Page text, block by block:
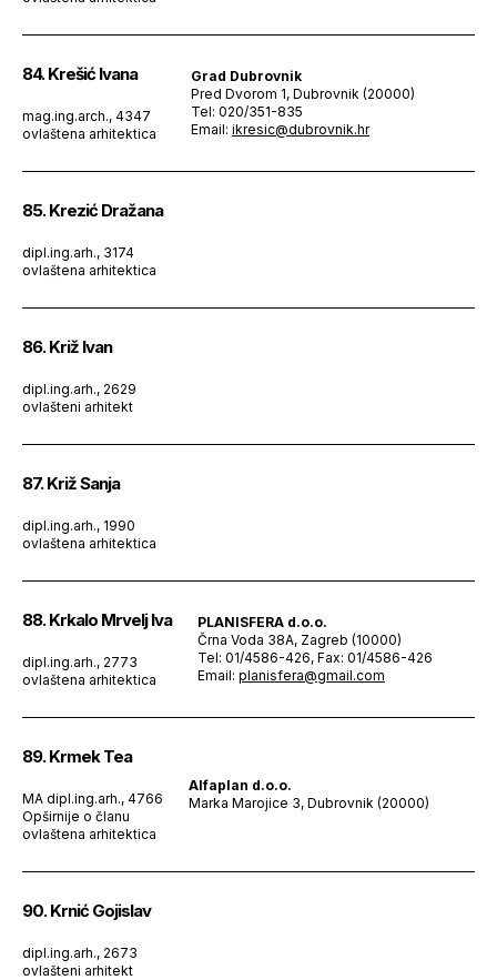
84. Krešić Ivana
mag.ing.arch., 4347
ovlaštena arhitektica
Grad Dubrovnik
Pred Dvorom 1, Dubrovnik (20000)
Tel: 020/351-835
Email: ikresic@dubrovnik.hr
85. Krezić Dražana
dipl.ing.arh., 3174
ovlaštena arhitektica
86. Križ Ivan
dipl.ing.arh., 2629
ovlašteni arhitekt
87. Križ Sanja
dipl.ing.arh., 1990
ovlaštena arhitektica
88. Krkalo Mrvelj Iva
dipl.ing.arh., 2773
ovlaštena arhitektica
PLANISFERA d.o.o.
Črna Voda 38A, Zagreb (10000)
Tel: 01/4586-426, Fax: 01/4586-426
Email: planisfera@gmail.com
89. Krmek Tea
MA dipl.ing.arh., 4766
Opširnije o članu
ovlaštena arhitektica
Alfaplan d.o.o.
Marka Marojice 3, Dubrovnik (20000)
90. Krnić Gojislav
dipl.ing.arh., 2673
ovlašteni arhitekt